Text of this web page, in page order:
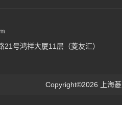
号鸿祥大厦11层（菱友汇）
Copyright©2026 上海